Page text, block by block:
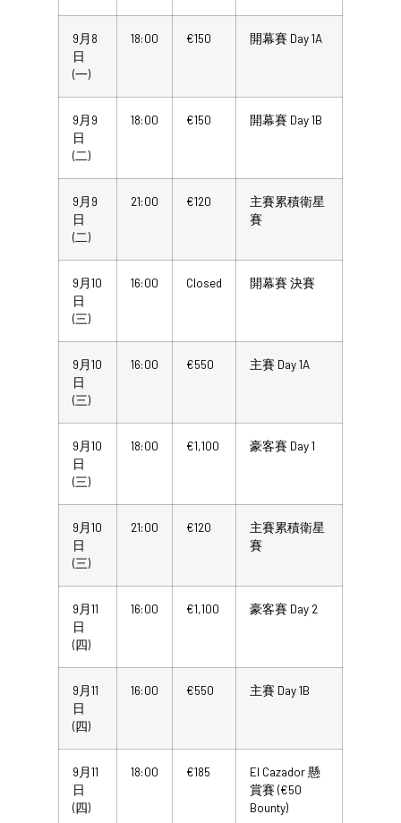
9月8
日
(一)
18:00 €150 開幕賽 Day 1A
9月9
日
(二)
18:00 €150 開幕賽 Day 1B
9月9
日
(二)
21:00 €120
主賽累積衛星
賽
9月10
日
(三)
16:00 Closed 開幕賽 決賽
9月10
日
(三)
16:00 €550 主賽 Day 1A
9月10
日
(三)
18:00 €1,100 豪客賽 Day 1
9月10
日
(三)
21:00 €120
主賽累積衛星
賽
9月11
日
(四)
16:00 €1,100 豪客賽 Day 2
9月11
日
(四)
16:00 €550 主賽 Day 1B
9月11
日
(四)
18:00 €185
El Cazador 懸
賞賽 (€50
Bounty)